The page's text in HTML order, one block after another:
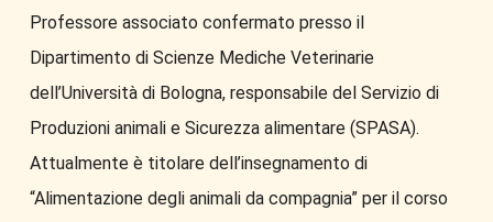
Professore associato confermato presso il
Dipartimento di Scienze Mediche Veterinarie
dell’Università di Bologna, responsabile del Servizio di
Produzioni animali e Sicurezza alimentare (SPASA).
Attualmente è titolare dell’insegnamento di
“Alimentazione degli animali da compagnia” per il corso